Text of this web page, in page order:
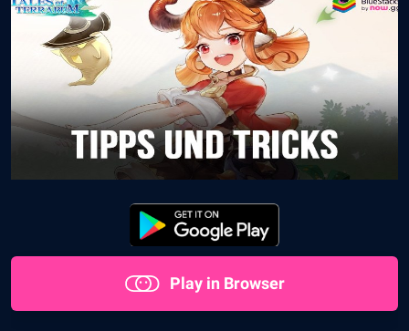
Play in Browser